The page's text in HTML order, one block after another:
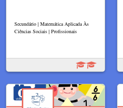
Secundário | Matemática Aplicada Às
Ciências Sociais | Profissionais